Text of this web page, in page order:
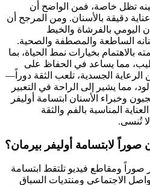
تظل خاصة، فمن الواضح أن
دقيقة بالأسنان. ومن المرجح أن
اليومي بالفرشاة والخيط
الساطعة والمصطفة والصحية.
بالاهتمام بخيارات نمط الحياة، بما
مما يساعد في الحفاظ على
الرعاية الجسدية، تلعب الثقة دوراً—
مما يشير إلى الراحة في التعبير
وخبراء الأسنان ابتسامة أوليفر
المناسبة بالفم والثقة
تُنسى.
لابتسامة أوليفر بيرمان؟
ومقاطع فيديو تلتقط ابتسامة
الاجتماعي ومنتديات السباق